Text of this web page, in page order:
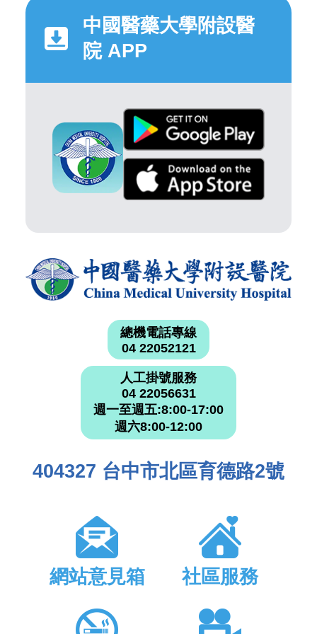
中國醫藥大學附設醫
院 APP
總機電話專線
04 22052121
人工掛號服務
04 22056631
週一至週五:8:00-17:00
週六8:00-12:00
404327 台中市北區育德路2號
網站意見箱 社區服務